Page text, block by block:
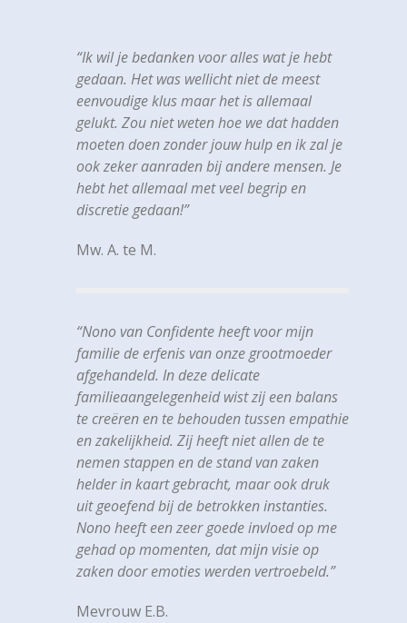
“Ik wil je bedanken voor alles wat je hebt
gedaan. Het was wellicht niet de meest
eenvoudige klus maar het is allemaal
gelukt. Zou niet weten hoe we dat hadden
moeten doen zonder jouw hulp en ik zal je
ook zeker aanraden bij andere mensen. Je
hebt het allemaal met veel begrip en
discretie gedaan!”
Mw. A. te M.
“Nono van Confidente heeft voor mijn
familie de erfenis van onze grootmoeder
afgehandeld. In deze delicate
familieaangelegenheid wist zij een balans
te creëren en te behouden tussen empathie
en zakelijkheid. Zij heeft niet allen de te
nemen stappen en de stand van zaken
helder in kaart gebracht, maar ook druk
uit geoefend bij de betrokken instanties.
Nono heeft een zeer goede invloed op me
gehad op momenten, dat mijn visie op
zaken door emoties werden vertroebeld.”
Mevrouw E.B.